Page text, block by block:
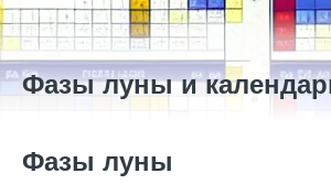
Фазы луны и
Фазы луны